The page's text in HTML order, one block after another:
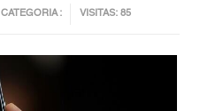
CATEGORIA : VISITAS: 85